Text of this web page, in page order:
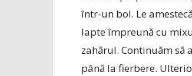
într-un bol. Le
lapte împreună cu
zahărul. Continuăm să
până la fierbere.